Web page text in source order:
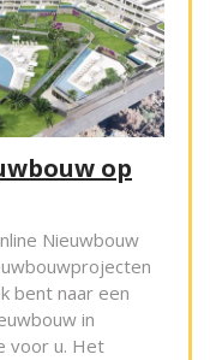
op
Nieuwbouw
bent naar een
in
voor u. Het